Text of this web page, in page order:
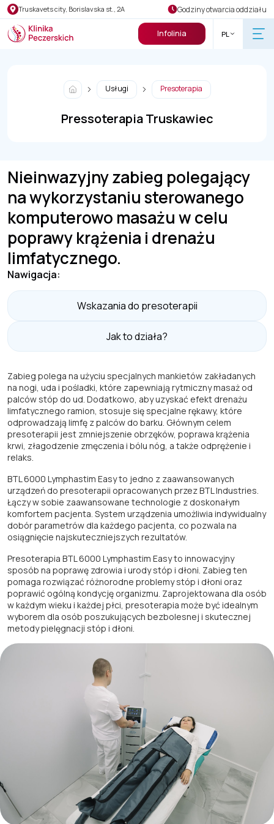
Truskavets city, Borislavska st., 2A Godziny otwarcia oddziału
Infolinia PL
Usługi Presoterapia
Pressoterapia Truskawiec
Nieinwazyjny zabieg polegający
na wykorzystaniu sterowanego
komputerowo masażu w celu
poprawy krążenia i drenażu
limfatycznego.
Nawigacja:
Wskazania do presoterapii
Jak to działa?
Zabieg polega na użyciu specjalnych mankietów zakładanych
na nogi, uda i pośladki, które zapewniają rytmiczny masaż od
palców stóp do ud. Dodatkowo, aby uzyskać efekt drenażu
limfatycznego ramion, stosuje się specjalne rękawy, które
odprowadzają limfę z palców do barku. Głównym celem
presoterapii jest zmniejszenie obrzęków, poprawa krążenia
krwi, złagodzenie zmęczenia i bólu nóg, a także odprężenie i
relaks.
BTL 6000 Lymphastim Easy to jedno z zaawansowanych
urządzeń do presoterapii opracowanych przez BTL Industries.
Łączy w sobie zaawansowane technologie z doskonałym
komfortem pacjenta. System urządzenia umożliwia indywidualny
dobór parametrów dla każdego pacjenta, co pozwala na
osiągnięcie najskuteczniejszych rezultatów.
Presoterapia BTL 6000 Lymphastim Easy to innowacyjny
sposób na poprawę zdrowia i urody stóp i dłoni. Zabieg ten
pomaga rozwiązać różnorodne problemy stóp i dłoni oraz
poprawić ogólną kondycję organizmu. Zaprojektowana dla osób
w każdym wieku i każdej płci, presoterapia może być idealnym
wyborem dla osób poszukujących bezbolesnej i skutecznej
metody pielęgnacji stóp i dłoni.